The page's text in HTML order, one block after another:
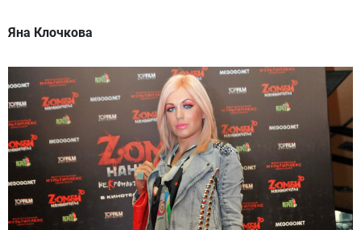
Яна Клочкова